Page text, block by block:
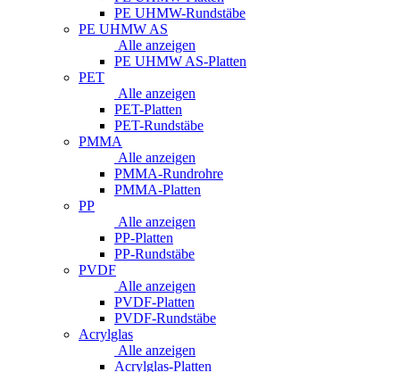
PE UHMW-Rundstäbe
PE UHMW AS
Alle anzeigen
PE UHMW AS-Platten
PET
Alle anzeigen
PET-Platten
PET-Rundstäbe
PMMA
Alle anzeigen
PMMA-Rundrohre
PMMA-Platten
PP
Alle anzeigen
PP-Platten
PP-Rundstäbe
PVDF
Alle anzeigen
PVDF-Platten
PVDF-Rundstäbe
Acrylglas
Alle anzeigen
Acrylglas-Platten